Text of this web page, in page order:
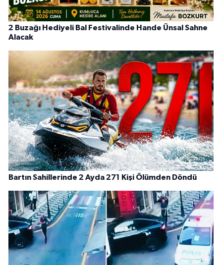
2 Buzağı Hediyeli Bal Festivalinde Hande Ünsal Sahne
Alacak
Bartın Sahillerinde 2 Ayda 271 Kişi Ölümden Döndü